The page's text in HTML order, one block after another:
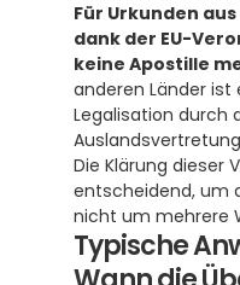
Für Urkunden
dank der EU-
keine Apostille
anderen Länder ist
Legalisation durch
Die Klärung dieser
entscheidend, um
nicht um mehrere
Typische